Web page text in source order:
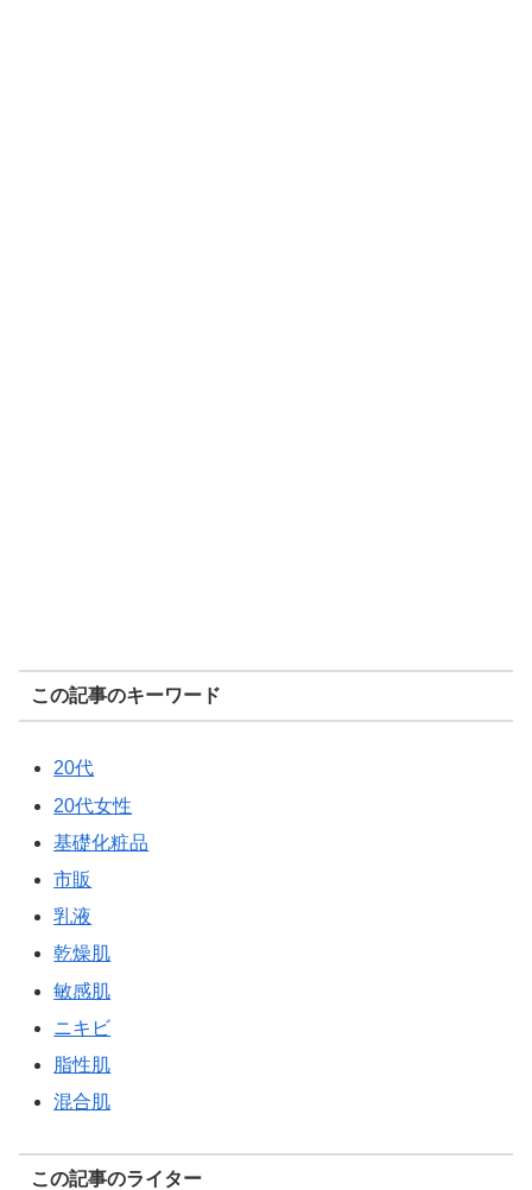
この記事のキーワード
20代
20代女性
基礎化粧品
市販
乳液
乾燥肌
敏感肌
ニキビ
脂性肌
混合肌
この記事のライター